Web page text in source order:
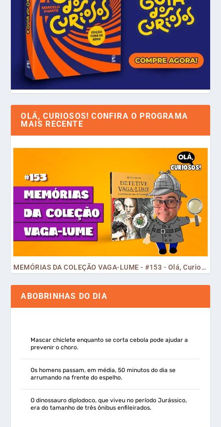
OLÁ, CURIOSOS! CONFIRA O PROGRAMA
MAIS RECENTE
MEMÓRIAS DA COLEÇÃO VAGA-LUME - #153 - Olá, Curiosos! 2023
ABOBRINHAS DO DIA
Mascar chiclete enquanto se corta cebola pode ajudar a
prevenir o choro.
Os homens passam, em média, 50 minutos do dia se
arrumando na frente do espelho.
O dinossauro diplodoco, que viveu no período Jurássico,
era do tamanho de três ônibus enfileirados.